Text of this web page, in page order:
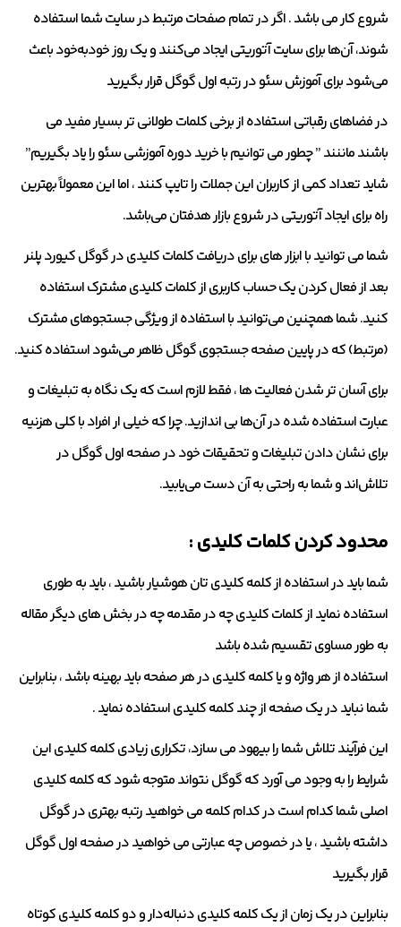
شروع کار می باشد . اگر در تمام صفحات مرتبط در سایت شما استفاده
شوند، آن‌ها برای سایت آتوریتی ایجاد می‌کنند و یک روز خودبه‌خود باعث
می‌شود برای آموزش سئو در رتبه اول گوگل قرار بگیرید
در فضاهای رقباتی استفاده از برخی کلمات طولانی تر بسیار مفید می
باشند ماننند ” چطور می توانیم با خرید دوره آموزشی سئو را یاد بگیریم”
شاید تعداد کمی از کاربران این جملات را تایپ کنند ، اما این معمولاً بهترین
راه برای ایجاد آتوریتی در شروع بازار هدفتان می‌باشد.
شما می توانید با ابزار های برای دریافت کلمات کلیدی در گوگل کیورد پلنر
بعد از فعال کردن یک حساب کاربری از کلمات کلیدی مشترک استفاده
کنید. شما همچنین می‌توانید با استفاده از ویژگی جستجوهای مشترک
(مرتبط) که در پایین صفحه جستجوی گوگل ظاهر می‌شود استفاده کنید.
برای آسان تر شدن فعالیت ها ، فقط لازم است که یک نگاه به تبلیغات و
عبارت استفاده‌ شده در آن‌ها بی اندازید. چرا که خیلی ار افراد با کلی هزنیه
برای نشان دادن تبلیغات و تحقیقات خود در صفحه اول گوگل در
تلاش‌اند و شما به راحتی به آن دست می‌یابید.
محدود کردن کلمات کلیدی :
شما باید در استفاده از کلمه کلیدی تان هوشیار باشید ، باید به طوری
استفاده نماید از کلمات کلیدی چه در مقدمه چه در بخش های دیگر مقاله
به طور مساوی تقسیم شده باشد
استفاده از هر واژه و یا کلمه کلیدی در هر صفحه باید بهینه باشد ، بنابراین
شما نباید در یک صفحه از چند کلمه کلیدی استفاده نماید .
این فرآیند تلاش شما را بیهود می سازد، تکراری زیادی کلمه کلیدی این
شرایط را به وجود می آورد که گوگل نتواند متوجه شود که کلمه کلیدی
اصلی شما کدام است در کدام کلمه می خواهید رتبه بهتری در گوگل
داشته باشید ، یا در خصوص چه عبارتی می خواهید در صفحه اول گوگل
قرار بگیرید
بنابراین در یک زمان از یک کلمه کلیدی دنباله‌دار و دو کلمه کلیدی کوتاه